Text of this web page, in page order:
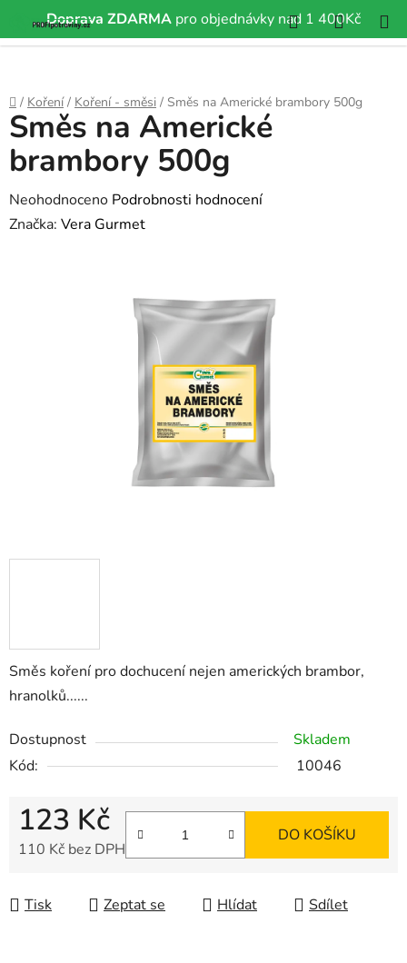
Doprava ZDARMA pro objednávky nad 1 400Kč
Přejít
Hledat
KOŠÍK
Domů
/ Koření / Koření - směsi / Směs na Americké brambory 500g
Směs koření pro dochucení nejen amerických brambor,
hranolků......
Dostupnost
Skladem
Kód:
10046
123 Kč
110 Kč bez DPH
DO KOŠÍKU
Tisk Zeptat se Hlídat Sdílet
Směs na Americké
brambory 500g
Průměrné
hodnocení
Neohodnoceno Podrobnosti hodnocení
Značka: Vera Gurmet